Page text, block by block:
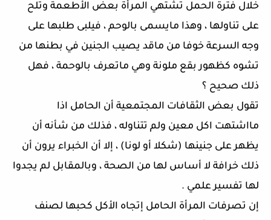
خلال فترة الحمل تشتهي المرأة بعض الأطعمة وتلح
على تناولها ، وهذا مايسمى بالوحم ، فيلبى طلبها على
وجه السرعة خوفا من ماقد يصيب الجنين في بطنها من
تشوه كظهور بقع ملونة وهي ماتعرف بالوحمة ، فهل
ذلك صحيح ؟
تقول بعض الثقافات المجتمعية أن الحامل اذا
مااشتهت اكل معين ولم تتناوله ، فذلك من شأنه أن
يظهر على جنينها (شكلا أو لونا) ، إلا أن الخبراء يرون أن
ذلك خرافة لا أساس لها من الصحة ، وبالمقابل لم يجدوا
لها تفسير علمي .
إن تصرفات المرأة الحامل إتجاه الأكل كحبها لصنف